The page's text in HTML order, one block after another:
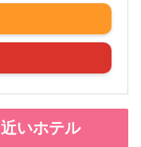
いホテル